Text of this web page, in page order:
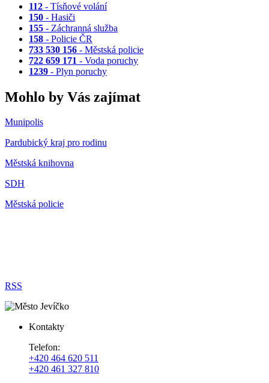
112 - Tísňové volání
150 - Hasiči
155 - Záchranná služba
158 - Policie ČR
733 530 156 - Městská policie
722 659 171 - Voda poruchy
1239 - Plyn poruchy
Mohlo by Vás zajímat
Munipolis
Pardubický kraj pro rodinu
Městská knihovna
SDH
Městská policie
RSS
Kontakty
Telefon:
+420 464 620 511
+420 461 327 810